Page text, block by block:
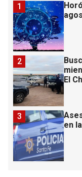
1
El
2
en
3